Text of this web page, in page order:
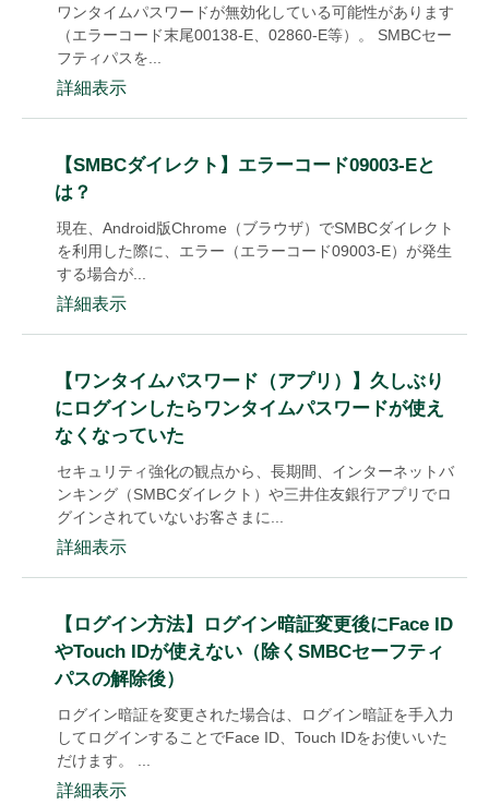
ワンタイムパスワードが無効化している可能性があります
（エラーコード末尾00138-E、02860-E等）。 SMBCセー
フティパスを...
詳細表示
【SMBCダイレクト】エラーコード09003-Eと
は？
現在、Android版Chrome（ブラウザ）でSMBCダイレクト
を利用した際に、エラー（エラーコード09003-E）が発生
する場合が...
詳細表示
【ワンタイムパスワード（アプリ）】久しぶり
にログインしたらワンタイムパスワードが使え
なくなっていた
セキュリティ強化の観点から、長期間、インターネットバ
ンキング（SMBCダイレクト）や三井住友銀行アプリでロ
グインされていないお客さまに...
詳細表示
【ログイン方法】ログイン暗証変更後にFace ID
やTouch IDが使えない（除くSMBCセーフティ
パスの解除後）
ログイン暗証を変更された場合は、ログイン暗証を手入力
してログインすることでFace ID、Touch IDをお使いいた
だけます。 ...
詳細表示